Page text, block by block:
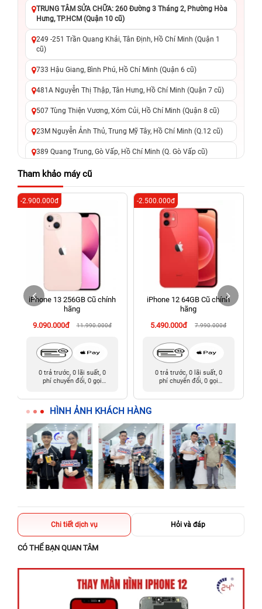
TRUNG TÂM SỬA CHỮA: 260 Đường 3 Tháng 2, Phường Hòa
Hưng, TP.HCM (Quận 10 cũ)
249 -251 Trần Quang Khải, Tân Định, Hồ Chí Minh (Quận 1
cũ)
733 Hậu Giang, Bình Phú, Hồ Chí Minh (Quận 6 cũ)
481A Nguyễn Thị Thập, Tân Hưng, Hồ Chí Minh (Quận 7 cũ)
507 Tùng Thiện Vương, Xóm Củi, Hồ Chí Minh (Quận 8 cũ)
23M Nguyễn Ảnh Thủ, Trung Mỹ Tây, Hồ Chí Minh (Q.12 cũ)
389 Quang Trung, Gò Vấp, Hồ Chí Minh (Q. Gò Vấp cũ)
625 - 625A Âu Cơ, Tân Phú, Hồ Chí Minh (Quận Tân Phú cũ)
326 Lê Văn Việt, Tăng Nhơn Phú, Hồ Chí Minh (Q.9 TP. Thủ
Đức cũ)
256 Võ Văn Ngân, Thủ Đức, Hồ Chí Minh (Bình Thọ, TP. Thủ
Đức Cũ)
70 Nguyễn An Ninh, Dĩ An, Hồ Chí Minh (Bình Dương Cũ)
24h Vũng Tàu: 162A Ba Cu, Vũng Tàu, Hồ Chí Minh (TP. Vũng
Tàu cũ)
198 Hoàng Văn Thụ, Tân Sơn Nhất, Hồ Chí Minh (Tân Bình
Tham khảo máy cũ
iPhone 13 256GB Cũ chính
hãng
9.090.000đ
11.990.000đ
-2.900.000đ
0 trả trước, 0 lãi suất, 0
phí chuyển đổi, 0 gọi
iPhone 12 64GB Cũ chính
hãng
5.490.000đ
7.990.000đ
-2.500.000đ
0 trả trước, 0 lãi suất, 0
phí chuyển đổi, 0 gọi
HÌNH ẢNH KHÁCH HÀNG
Chi tiết dịch vụ Hỏi và đáp
CÓ THỂ BẠN QUAN TÂM